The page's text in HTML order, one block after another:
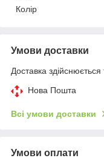
Колір
Умови доставки
Доставка здійснюється
Нова Пошта
Всі умови доставки
Умови оплати